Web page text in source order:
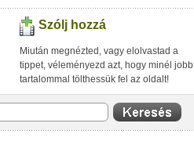
Szólj hozzá
Miután megnézted, vagy elolvastad a
tippet, véleményezd azt, hogy minél jobb
tartalommal tölthessük fel az oldalt!